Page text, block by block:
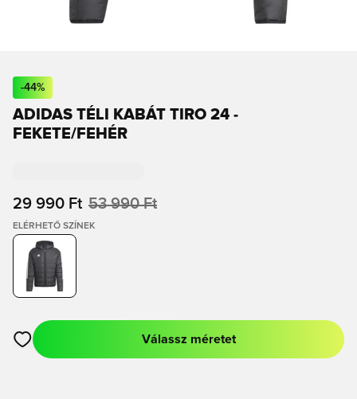
-44%
ADIDAS TÉLI KABÁT TIRO 24 -
FEKETE/FEHÉR
29 990 Ft 53 990 Ft
ELÉRHETŐ SZÍNEK
Megnyit egy modált a bejelentkezéshez vagy a tagként való
Válassz méretet